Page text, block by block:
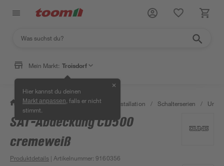
Mein Markt: Troisdorf
Hier kannst du deinen
Markt anpassen , falls er nicht
stimmt.
✕
/ Bauen & Renovieren / Elektroinstallation / Schalterserien /
SAT-Abdeckung CD500
cremeweiß
Produktdetails | Artikelnummer:9160356